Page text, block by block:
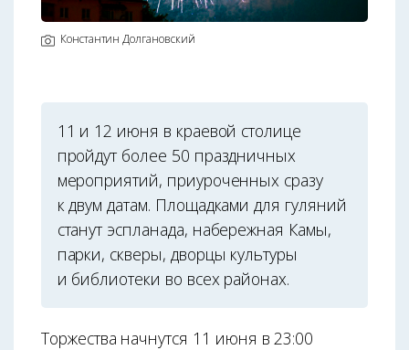
Константин Долгановский
11 и 12 июня в краевой столице
пройдут более 50 праздничных
мероприятий, приуроченных сразу
к двум датам. Площадками для гуляний
станут эспланада, набережная Камы,
парки, скверы, дворцы культуры
и библиотеки во всех районах.
Торжества начнутся 11 июня в 23:00